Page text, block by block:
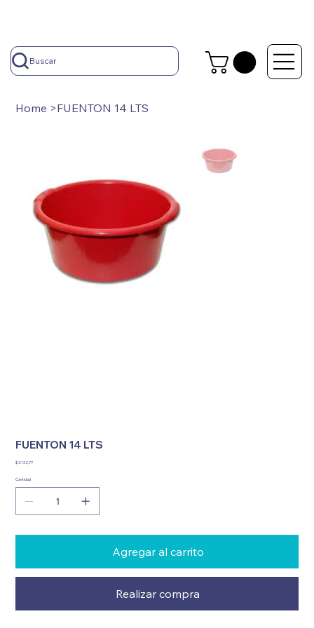
Buscar
Home >FUENTON 14 LTS
FUENTON 14 LTS
Precio
$ 3.132,77
Cantidad
Agregar al carrito
Realizar compra